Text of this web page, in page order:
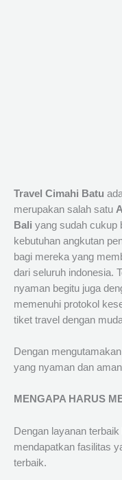
Travel Cimahi Batu
merupakan salah satu
Bali yang sudah cukup
kebutuhan angkutan
bagi mereka yang
dari seluruh indonesia.
nyaman begitu juga
memenuhi protokol
tiket travel dengan
Dengan
yang nyaman dan
MENGAPA HARUS
Dengan layanan
mendapatkan fasilitas
terbaik.